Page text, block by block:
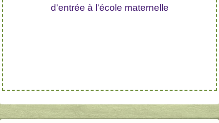
d'entrée à l'école maternelle